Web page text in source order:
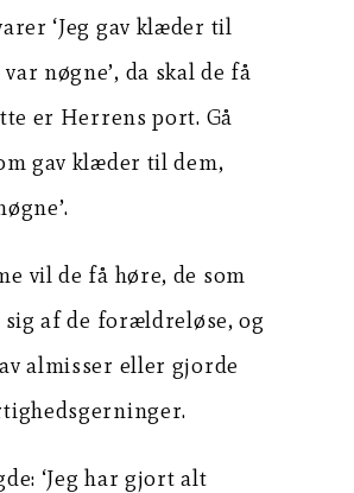
‘Jeg gav klæder til
nøgne’, da skal de få
er Herrens port. Gå
gav klæder til dem,
vil de få høre, de som
sig af de forældreløse, og
almisser eller gjorde
‘Jeg har gjort alt